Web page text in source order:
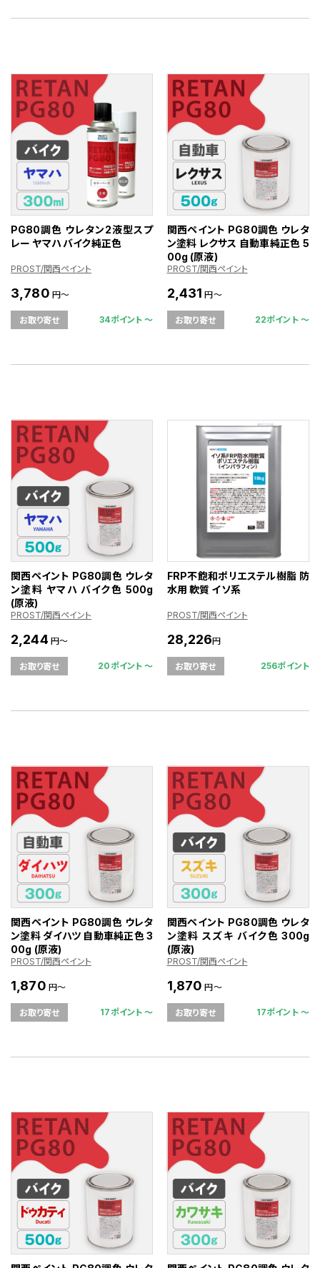
PG80調色 ウレタン2液型スプ
レー ヤマハ バイク純正色
PROST/関西ペイント
3,780 円～
お取り寄せ 34ポイント 〜
関西ペイント PG80調色 ウレタ
ン塗料 レクサス 自動車純正色 5
00g (原液)
PROST/関西ペイント
2,431 円～
お取り寄せ 22ポイント 〜
関西ペイント PG80調色 ウレタ
ン塗料 ヤマハ バイク色 500g
(原液)
PROST/関西ペイント
2,244 円～
お取り寄せ 20ポイント 〜
FRP不飽和ポリエステル樹脂 防
水用 軟質 イソ系
PROST/関西ペイント
28,226円
お取り寄せ 256ポイント
関西ペイント PG80調色 ウレタ
ン塗料 ダイハツ 自動車純正色 3
00g (原液)
PROST/関西ペイント
1,870 円～
お取り寄せ 17ポイント 〜
関西ペイント PG80調色 ウレタ
ン塗料 スズキ バイク色 300g
(原液)
PROST/関西ペイント
1,870 円～
お取り寄せ 17ポイント 〜